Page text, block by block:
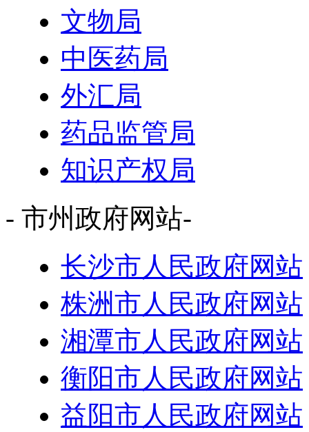
文物局
中医药局
外汇局
药品监管局
知识产权局
- 市州政府网站-
长沙市人民政府网站
株洲市人民政府网站
湘潭市人民政府网站
衡阳市人民政府网站
益阳市人民政府网站